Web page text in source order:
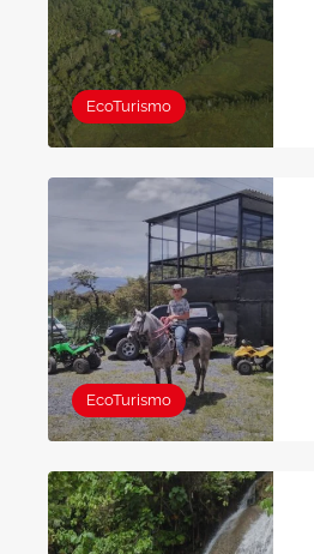
EcoTurismo
EcoTurismo